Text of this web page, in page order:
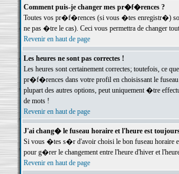
Comment puis-je changer mes pr�f�rences ?
Toutes vos pr�f�rences (si vous �tes enregistr�)
ne pas �tre le cas). Ceci vous permettra de changer
Revenir en haut de page
Les heures ne sont pas correctes !
Les heures sont certainement correctes; toutefois, ce
pr�f�rences dans votre profil en choisissant le fuseau
plupart des autres options, peut uniquement �tre
de mots !
Revenir en haut de page
J'ai chang� le fuseau horaire et l'heure est
Si vous �tes s�r d'avoir choisi le bon fuseau
pour g�rer le changement entre l'heure d'hiver et
Revenir en haut de page